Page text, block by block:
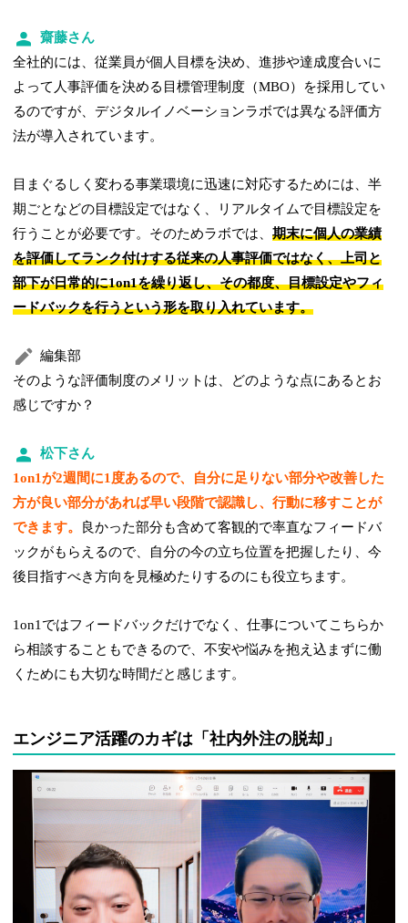
齋藤さん
全社的には、従業員が個人目標を決め、進捗や達成度合いに
よって人事評価を決める目標管理制度（MBO）を採用してい
るのですが、デジタルイノベーションラボでは異なる評価方
法が導入されています。
目まぐるしく変わる事業環境に迅速に対応するためには、半
期ごとなどの目標設定ではなく、リアルタイムで目標設定を
行うことが必要です。そのためラボでは、期末に個人の業績
を評価してランク付けする従来の人事評価ではなく、上司と
部下が日常的に1on1を繰り返し、その都度、目標設定やフィ
ードバックを行うという形を取り入れています。
編集部
そのような評価制度のメリットは、どのような点にあるとお
感じですか？
松下さん
1on1が2週間に1度あるので、自分に足りない部分や改善した
方が良い部分があれば早い段階で認識し、行動に移すことが
できます。
良かった部分も含めて客観的で率直なフィードバ
ックがもらえるので、自分の今の立ち位置を把握したり、今
後目指すべき方向を見極めたりするのにも役立ちます。
1on1ではフィードバックだけでなく、仕事についてこちらか
ら相談することもできるので、不安や悩みを抱え込まずに働
くためにも大切な時間だと感じます。
エンジニア活躍のカギは「社内外注の脱却」